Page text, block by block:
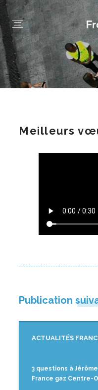
Meilleurs
Publication
ACTUALITÉS
3 questions à
France gaz Centre-